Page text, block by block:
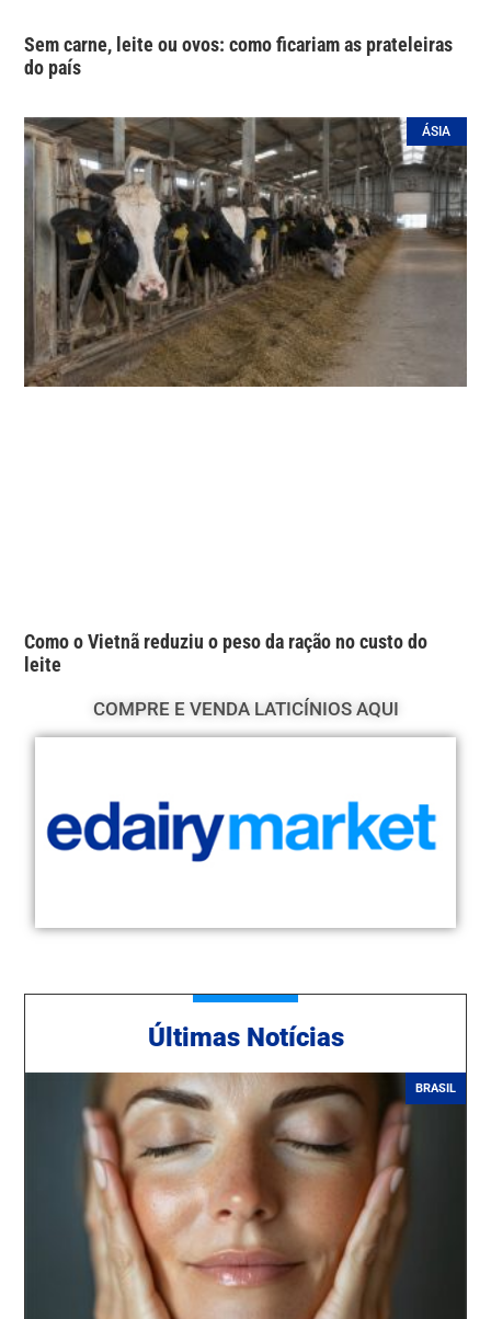
Sem carne, leite ou ovos: como ficariam as prateleiras
do país
ÁSIA
Como o Vietnã reduziu o peso da ração no custo do
leite
COMPRE E VENDA LATICÍNIOS AQUI
Ú ltimas Notícias
BRASIL